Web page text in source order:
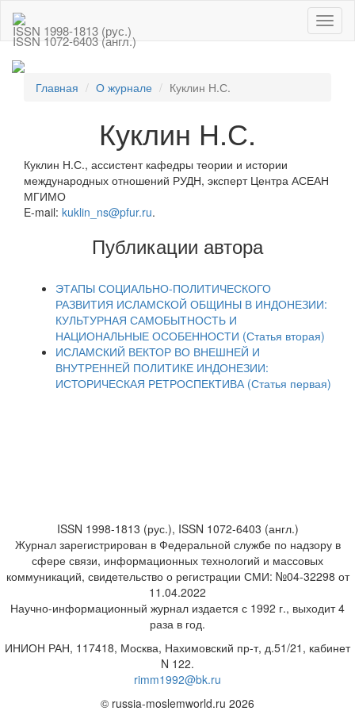
ISSN 1998-1813 (рус.)
ISSN 1072-6403 (англ.)
Главная О журнале Куклин Н.С.
Куклин Н.С.
Куклин Н.С., ассистент кафедры теории и истории
международных отношений РУДН, эксперт Центра АСЕАН
МГИМО
E-mail: kuklin_ns@pfur.ru.
Публикации автора
ЭТАПЫ СОЦИАЛЬНО-ПОЛИТИЧЕСКОГО
РАЗВИТИЯ ИСЛАМСКОЙ ОБЩИНЫ В ИНДОНЕЗИИ:
КУЛЬТУРНАЯ САМОБЫТНОСТЬ И
НАЦИОНАЛЬНЫЕ ОСОБЕННОСТИ (Статья вторая)
ИСЛАМСКИЙ ВЕКТОР ВО ВНЕШНЕЙ И
ВНУТРЕННЕЙ ПОЛИТИКЕ ИНДОНЕЗИИ:
ИСТОРИЧЕСКАЯ РЕТРОСПЕКТИВА (Статья первая)
ISSN 1998-1813 (рус.), ISSN 1072-6403 (англ.)
Журнал зарегистрирован в Федеральной службе по надзору в
сфере связи, информационных технологий и массовых
коммуникаций, свидетельство о регистрации СМИ: №04-32298 от
11.04.2022
Научно-информационный журнал издается с 1992 г., выходит 4
раза в год.
ИНИОН РАН, 117418, Москва, Нахимовский пр-т, д.51/21, кабинет
N 122.
rimm1992@bk.ru
© russia-moslemworld.ru 2026